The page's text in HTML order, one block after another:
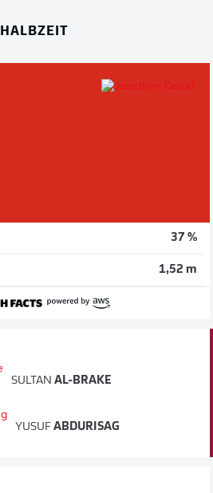
HALBZEIT
37 %
1,52 m
SULTAN AL-BRAKE
YUSUF ABDURISAG